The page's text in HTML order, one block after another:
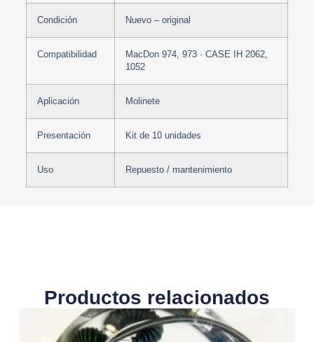
Condición Nuevo – original
Compatibilidad
MacDon 974, 973 · CASE IH 2062,
1052
Aplicación Molinete
Presentación Kit de 10 unidades
Uso Repuesto / mantenimiento
Productos relacionados